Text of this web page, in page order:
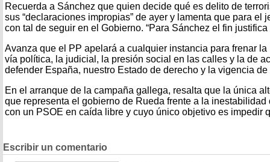
Recuerda a Sánchez que quien decide qué es delito de
sus “declaraciones impropias” de ayer y lamenta que para el
con tal de seguir en el Gobierno. “Para Sánchez el fin
Avanza que el PP apelará a cualquier instancia para frenar
vía política, la judicial, la presión social en las calles y la de
defender España, nuestro Estado de derecho y la vigencia de
En el arranque de la campaña gallega, resalta que la única
que representa el gobierno de Rueda frente a la
con un PSOE en caída libre y cuyo único objetivo es impedir
Escribir un comentario